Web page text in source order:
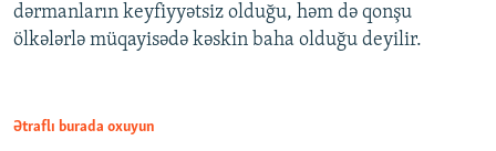
dərmanların keyfiyyətsiz olduğu, həm də qonşu
ölkələrlə müqayisədə kəskin baha olduğu deyilir.
Ətraflı burada oxuyun